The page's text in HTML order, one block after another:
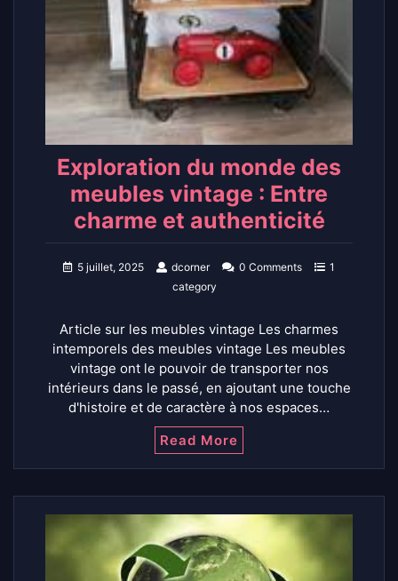
Exploration du monde des
meubles vintage : Entre
charme et authenticité
5 juillet, 2025 dcorner 0 Comments
1
category
Article sur les meubles vintage Les charmes
intemporels des meubles vintage Les meubles
vintage ont le pouvoir de transporter nos
intérieurs dans le passé, en ajoutant une touche
d'histoire et de caractère à nos espaces…
Read More